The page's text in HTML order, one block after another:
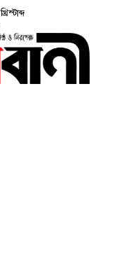
খ্রিস্টাব্দ